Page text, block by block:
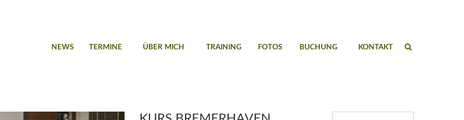
NEWS TERMINE ÜBER MICH TRAINING FOTOS BUCHUNG KONTAKT